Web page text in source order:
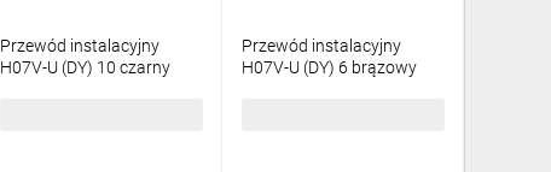
Przewód instalacyjny
H07V-U (DY) 10 czarny
Przewód instalacyjny
H07V-U (DY) 6 brązowy